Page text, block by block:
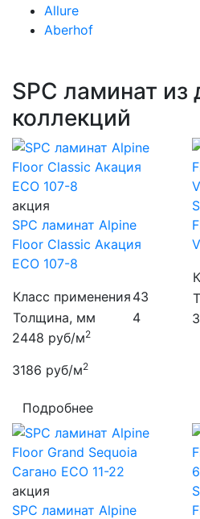
Allure
Aberhof
SPC ламинат из
коллекций
акция
SPC ламинат Alpine
Floor Classic Акация
ECO 107-8
Класс применения 43
Толщина, мм
4
2448 руб/м2
3186 руб/м2
Подробнее
акция
SPC ламинат Alpine